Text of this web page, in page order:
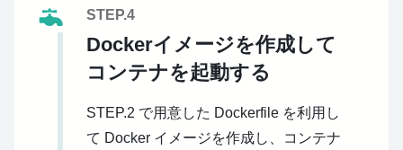
STEP.4
Dockerイメージを作成して
コンテナを起動する
STEP.2 で用意した Dockerfile を利用し
て Docker イメージを作成し、コンテナ